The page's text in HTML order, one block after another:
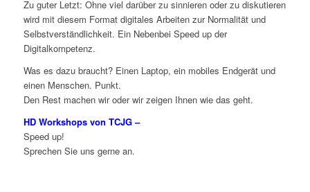
Zu guter Letzt: Ohne viel darüber zu sinnieren oder zu diskutieren
wird mit diesem Format digitales Arbeiten zur Normalität und
Selbstverständlichkeit. Ein Nebenbei Speed up der
Digitalkompetenz.
Was es dazu braucht? Einen Laptop, ein mobiles Endgerät und
einen Menschen. Punkt.
Den Rest machen wir oder wir zeigen Ihnen wie das geht.
HD Workshops von TCJG –
Speed up!
Sprechen Sie uns gerne an.